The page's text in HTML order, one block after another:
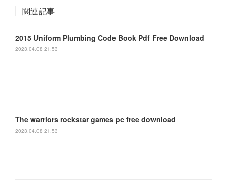
関連記事
2015 Uniform Plumbing Code Book Pdf Free Download
2023.04.08 21:53
The warriors rockstar games pc free download
2023.04.08 21:53